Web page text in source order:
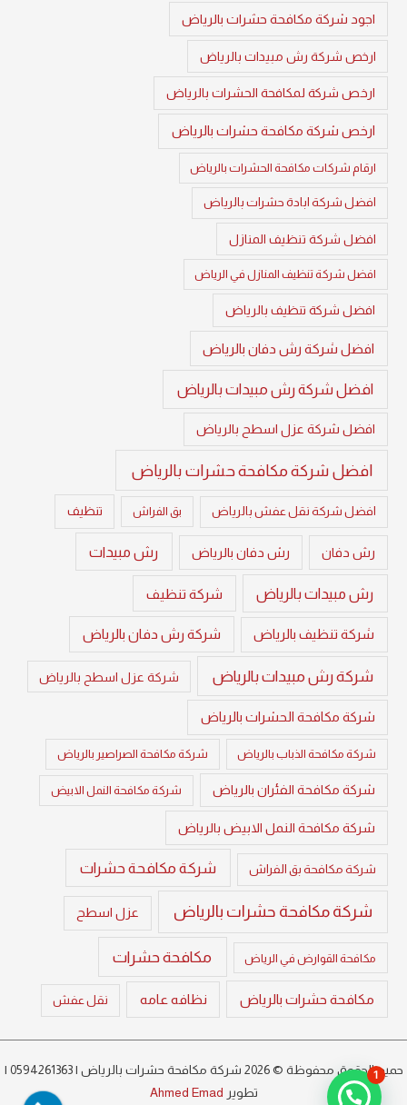
اجود شركة مكافحة حشرات بالرياض
ارخص شركة رش مبيدات بالرياض
ارخص شركة لمكافحة الحشرات بالرياض
ارخص شركة مكافحة حشرات بالرياض
ارقام شركات مكافحة الحشرات بالرياض
افضل شركة ابادة حشرات بالرياض
افضل شركة تنظيف المنازل
افضل شركة تنظيف المنازل في الرياض
افضل شركة تنظيف بالرياض
افضل شركة رش دفان بالرياض
افضل شركة رش مبيدات بالرياض
افضل شركة عزل اسطح بالرياض
افضل شركة مكافحة حشرات بالرياض
افضل شركة نقل عفش بالرياض بق الفراش تنظيف
رش دفان رش دفان بالرياض رش مبيدات
رش مبيدات بالرياض شركة تنظيف
شركة تنظيف بالرياض شركة رش دفان بالرياض
شركة رش مبيدات بالرياض شركة عزل اسطح بالرياض
شركة مكافحة الحشرات بالرياض
شركة مكافحة الذباب بالرياض شركة مكافحة الصراصير بالرياض
شركة مكافحة الفئران بالرياض شركة مكافحة النمل الابيض
شركة مكافحة النمل الابيض بالرياض
شركة مكافحة بق الفراش شركة مكافحة حشرات
شركة مكافحة حشرات بالرياض عزل اسطح
مكافحة القوارض في الرياض مكافحة حشرات
مكافحة حشرات بالرياض نظافه عامه نقل عفش
حميع الحقوق محفوظة © 2026 شركة مكافحة حشرات بالرياض | 0594261363 |
تطوير Ahmed Emad
1